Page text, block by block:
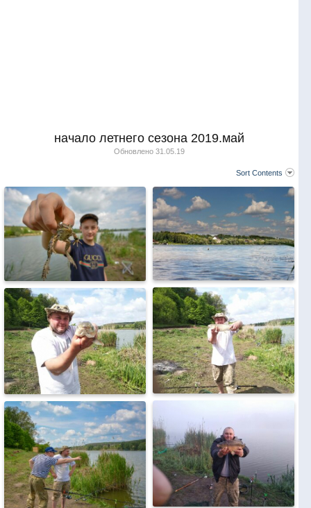
начало летнего сезона 2019.май
Обновлено 31.05.19
Sort Contents